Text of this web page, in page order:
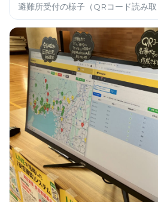
避難所受付の様子（QRコード読み取